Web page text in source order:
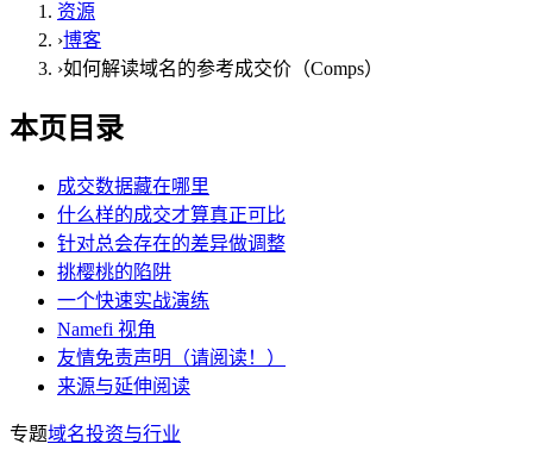
资源
›博客
›如何解读域名的参考成交价（Comps）
本页目录
成交数据藏在哪里
什么样的成交才算真正可比
针对总会存在的差异做调整
挑樱桃的陷阱
一个快速实战演练
Namefi 视角
友情免责声明（请阅读！）
来源与延伸阅读
专题域名投资与行业